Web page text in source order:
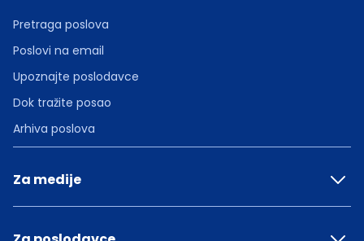
Pretraga poslova
Poslovi na email
Upoznajte poslodavce
Dok tražite posao
Arhiva poslova
Za medije